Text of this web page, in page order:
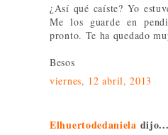
¿Así qué caíste? Yo
Me los guarde en
pronto. Te ha quedado
Besos
viernes, 12 abril, 2013
Elhuertodedaniela dijo...